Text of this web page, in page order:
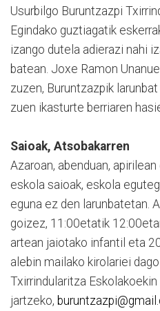
Usurbilgo Buruntzazpi
Egindako guztiagatik
izango dutela adierazi nahi
batean. Joxe Ramon
zuzen, Buruntzazpik
zuen ikasturte berriaren
Saioak, Atsobakarren
Azaroan, abenduan,
eskola saioak, eskola
eguna ez den larunbatetan.
goizez, 11:00etatik
artean jaiotako infantil eta
alebin mailako kirolariei
Txirrindularitza
jartzeko,